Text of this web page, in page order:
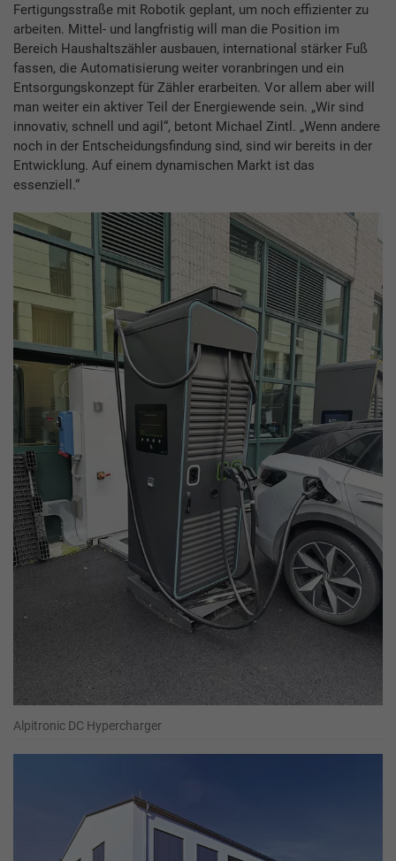
Fertigungsstraße mit Robotik geplant, um noch effizienter zu
arbeiten. Mittel- und langfristig will man die Position im
Bereich Haushaltszähler ausbauen, international stärker Fuß
fassen, die Automatisierung weiter voranbringen und ein
Entsorgungskonzept für Zähler erarbeiten. Vor allem aber will
man weiter ein aktiver Teil der Energiewende sein. „Wir sind
innovativ, schnell und agil“, betont Michael Zintl. „Wenn andere
noch in der Entscheidungsfindung sind, sind wir bereits in der
Entwicklung. Auf einem dynamischen Markt ist das
essenziell.“
Alpitronic DC Hypercharger